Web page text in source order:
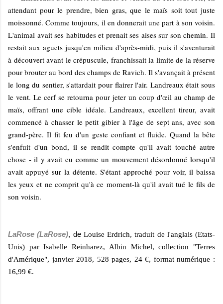
attendant pour le prendre, bien gras, que le maïs soit tout juste
moissonné. Comme toujours, il en donnerait une part à son voisin.
L'animal avait ses habitudes et prenait ses aises sur son chemin. Il
restait aux aguets jusqu'en milieu d'après-midi, puis il s'aventurait
à découvert avant le crépuscule, franchissait la limite de la réserve
pour brouter au bord des champs de Ravich. Il s'avançait à présent
le long du sentier, s'attardait pour flairer l'air. Landreaux était sous
le vent. Le cerf se retourna pour jeter un coup d'œil au champ de
maïs, offrant une cible idéale. Landreaux, excellent tireur, avait
commencé à chasser le petit gibier à l'âge de sept ans, avec son
grand-père. Il fit feu d'un geste confiant et fluide. Quand la bête
s'enfuit d'un bond, il se rendit compte qu'il avait touché autre
chose - il y avait eu comme un mouvement désordonné lorsqu'il
avait appuyé sur la détente. S'étant approché pour voir, il baissa
les yeux et ne comprit qu'à ce moment-là qu'il avait tué le fils de
son voisin.
LaRose (LaRose), de Louise Erdrich, traduit de l'anglais (Etats-
Unis) par Isabelle Reinharez, Albin Michel, collection "Terres
d'Amérique", janvier 2018, 528 pages, 24 €, format numérique :
16,99 €.